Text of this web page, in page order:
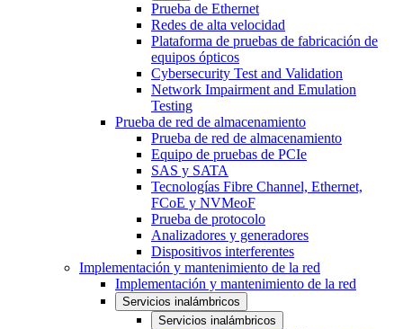
Prueba de Ethernet
Redes de alta velocidad
Plataforma de pruebas de fabricación de
equipos ópticos
Cybersecurity Test and Validation
Network Impairment and Emulation
Testing
Prueba de red de almacenamiento
Prueba de red de almacenamiento
Equipo de pruebas de PCIe
SAS y SATA
Tecnologías Fibre Channel, Ethernet,
FCoE y NVMeoF
Prueba de protocolo
Analizadores y generadores
Dispositivos interferentes
Implementación y mantenimiento de la red
Implementación y mantenimiento de la red
Servicios inalámbricos
Servicios inalámbricos